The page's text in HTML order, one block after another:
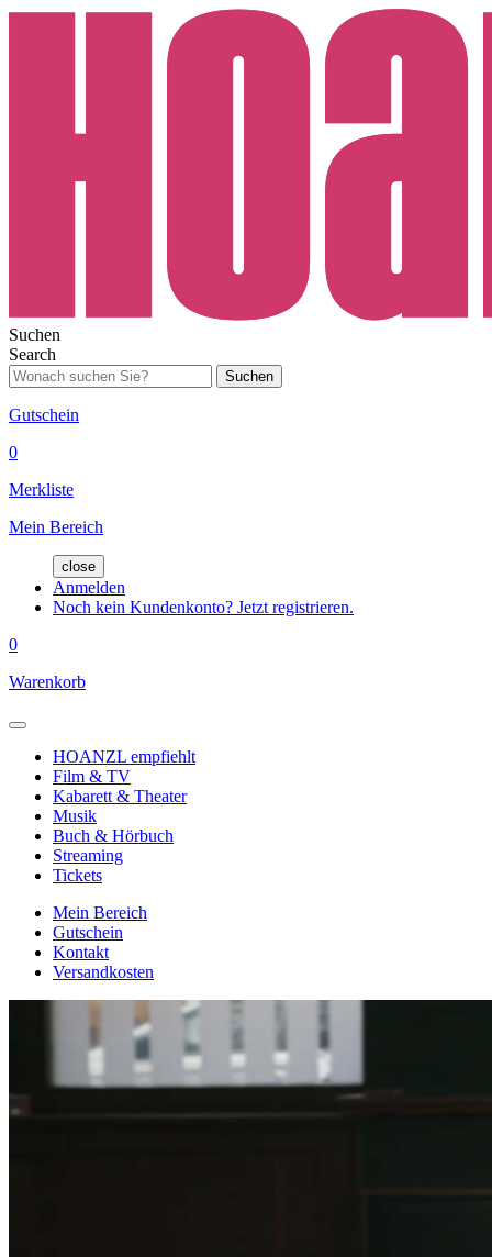
Suchen
Search
Suchen
Gutschein
0
Merkliste
Mein Bereich
close
Anmelden
Noch kein Kundenkonto? Jetzt registrieren.
0
Warenkorb
HOANZL empfiehlt
Film & TV
Kabarett & Theater
Musik
Buch & Hörbuch
Streaming
Tickets
Mein Bereich
Gutschein
Kontakt
Versandkosten